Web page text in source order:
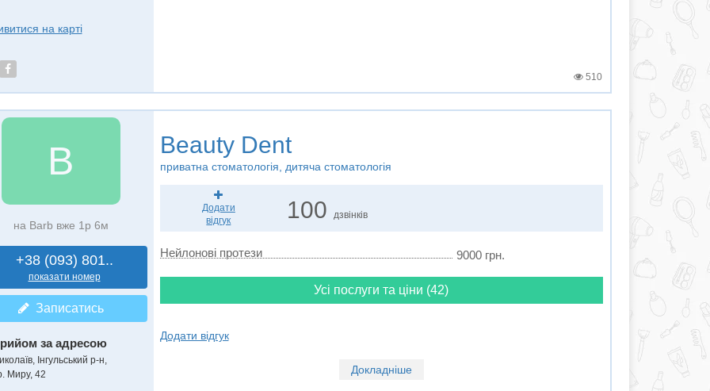
на карті
510
B
на Barb вже 1р 6м
+38 (093) 801..
показати номер
Записатись
за адресою
Інгульський р-н,
Миру, 42
Beauty Dent
приватна стоматологія, дитяча стоматологія
Додати
відгук
100 дзвінків
Нейлонові протези 9000 грн.
Усі послуги та ціни (42)
Додати відгук
Докладніше